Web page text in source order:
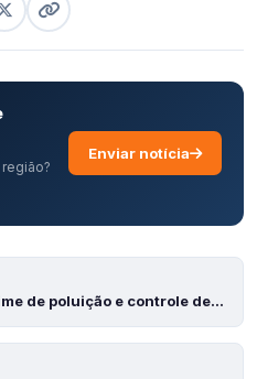
Enviar notícia
de poluição e controle de…